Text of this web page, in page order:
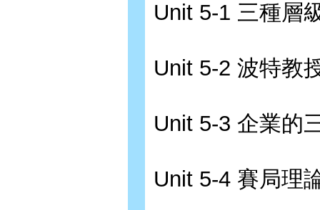
Unit 5-1 三種層
Unit 5-2 波特教
Unit 5-3 企業的
Unit 5-4 賽局理